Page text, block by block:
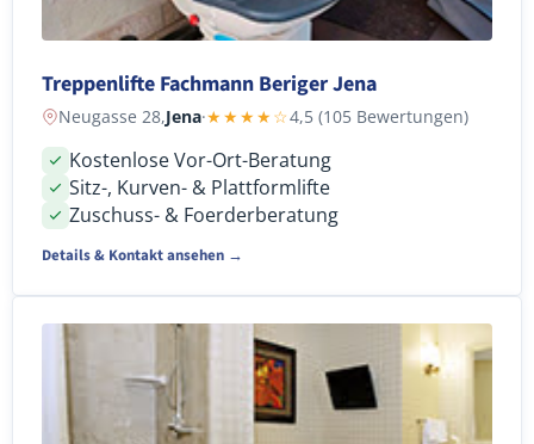
Treppenlifte Fachmann Beriger Jena
Neugasse 28,Jena·★★★★☆4,5 (105 Bewertungen)
Kostenlose Vor-Ort-Beratung
Sitz-, Kurven- & Plattformlifte
Zuschuss- & Foerderberatung
Details & Kontakt ansehen →